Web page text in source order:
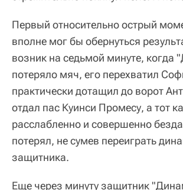
Первый относительно острый
вполне мог бы обернуться
возник на седьмой минуте, когда
потеряло мяч, его перехватил
практически дотащил до ворот
отдал пас Куинси Промесу, а тот
расслабленно и совершенно
потерял, не сумев переиграть
защитника.
Еще через минуту защитник